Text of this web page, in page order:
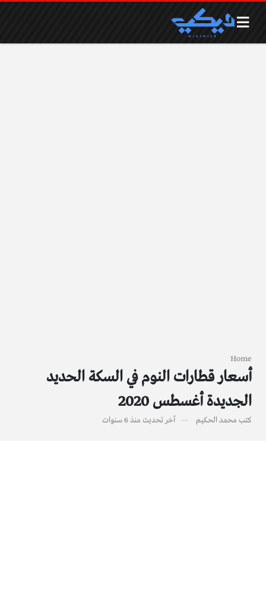
Home
أسعار قطارات النوم في السكة الحديد
الجديدة أغسطس 2020
كتب محمد الحكيم آخر تحديث منذ 6 سنوات